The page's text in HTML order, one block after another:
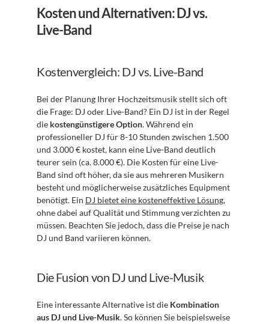
Kosten und Alternativen: DJ vs.
Live-Band
Kostenvergleich: DJ vs. Live-Band
Bei der Planung Ihrer Hochzeitsmusik stellt sich oft
die Frage: DJ oder Live-Band? Ein DJ ist in der Regel
die kostengünstigere Option. Während ein
professioneller DJ für 8-10 Stunden zwischen 1.500
und 3.000 € kostet, kann eine Live-Band deutlich
teurer sein (ca. 8.000 €). Die Kosten für eine Live-
Band sind oft höher, da sie aus mehreren Musikern
besteht und möglicherweise zusätzliches Equipment
benötigt. Ein DJ bietet eine kosteneffektive Lösung,
ohne dabei auf Qualität und Stimmung verzichten zu
müssen. Beachten Sie jedoch, dass die Preise je nach
DJ und Band variieren können.
Die Fusion von DJ und Live-Musik
Eine interessante Alternative ist die Kombination
aus DJ und Live-Musik. So können Sie beispielsweise